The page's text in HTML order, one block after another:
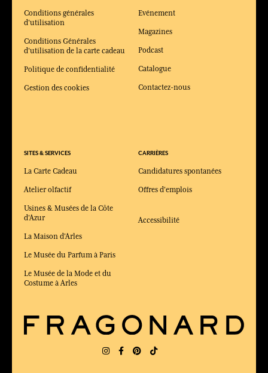
Conditions générales
d'utilisation
Conditions Générales
d'utilisation de la carte cadeau
Politique de confidentialité
Gestion des cookies
SITES & SERVICES
La Carte Cadeau
Atelier olfactif
Usines & Musées de la Côte
d'Azur
La Maison d'Arles
Le Musée du Parfum à Paris
Le Musée de la Mode et du
Costume à Arles
Evénement
Magazines
Podcast
Catalogue
Contactez-nous
CARRIÈRES
Candidatures spontanées
Offres d'emplois
Accessibilité